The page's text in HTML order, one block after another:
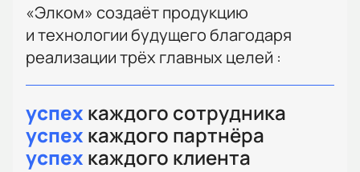
«Элком» создаёт продукцию
и технологии будущего благодаря
реализации трёх главных целей :
успех каждого сотрудника
успех каждого партнёра
успех каждого клиента